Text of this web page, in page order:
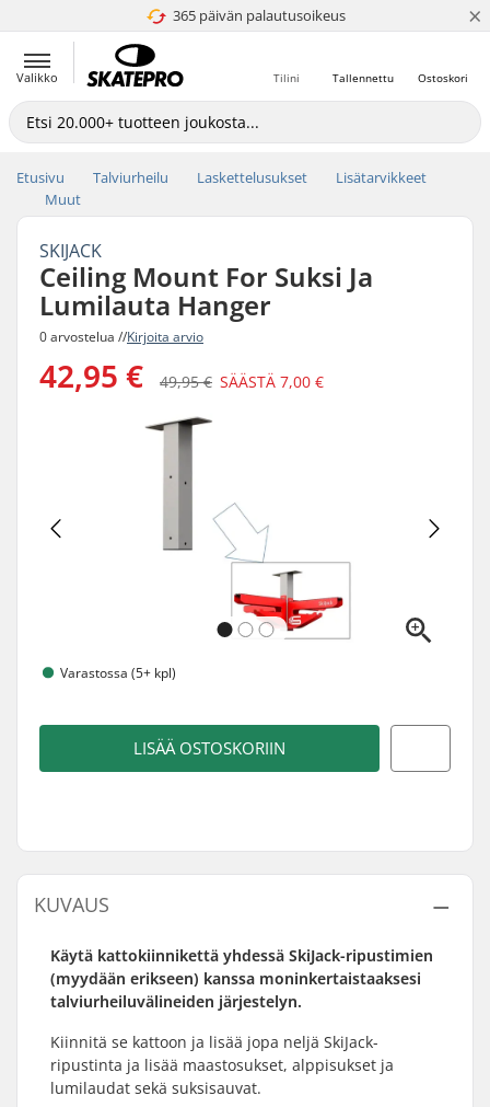
365 päivän palautusoikeus
4.8 / 5 ×
Valikko Ostoskori
Tallennettu
Tilini
Etusivu Talviurheilu Laskettelusukset
Lisätarvikkeet
Muut
SKIJACK
Ceiling Mount For Suksi Ja
Lumilauta Hanger
0 arvostelua //Kirjoita arvio
42,95 € 49,95 € SÄÄSTÄ 7,00 €
Varastossa (5+ kpl)
LISÄÄ OSTOSKORIIN
KUVAUS
Käytä kattokiinnikettä yhdessä SkiJack-ripustimien
(myydään erikseen) kanssa moninkertaistaaksesi
talviurheiluvälineiden järjestelyn.
Kiinnitä se kattoon ja lisää jopa neljä SkiJack-
ripustinta ja lisää maastosukset, alppisukset ja
lumilaudat sekä suksisauvat.